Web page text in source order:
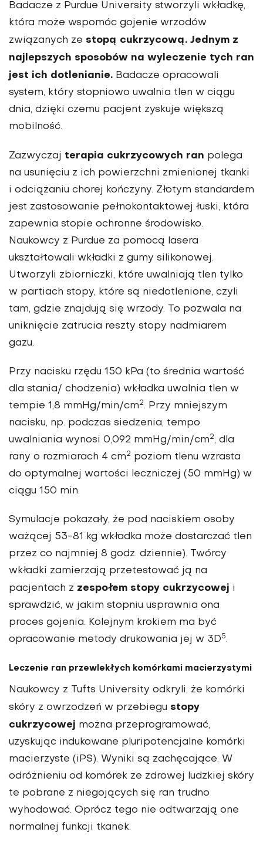
Badacze z Purdue University stworzyli wkładkę,
która może wspomóc gojenie wrzodów
związanych ze stopą cukrzycową. Jednym z
najlepszych sposobów na wyleczenie tych ran
jest ich dotlenianie. Badacze opracowali
system, który stopniowo uwalnia tlen w ciągu
dnia, dzięki czemu pacjent zyskuje większą
mobilność.
Zazwyczaj terapia cukrzycowych ran polega
na usunięciu z ich powierzchni zmienionej tkanki
i odciążaniu chorej kończyny. Złotym standardem
jest zastosowanie pełnokontaktowej łuski, która
zapewnia stopie ochronne środowisko.
Naukowcy z Purdue za pomocą lasera
ukształtowali wkładki z gumy silikonowej.
Utworzyli zbiorniczki, które uwalniają tlen tylko
w partiach stopy, które są niedotlenione, czyli
tam, gdzie znajdują się wrzody. To pozwala na
uniknięcie zatrucia reszty stopy nadmiarem
gazu.
Przy nacisku rzędu 150 kPa (to średnia wartość
dla stania/ chodzenia) wkładka uwalnia tlen w
tempie 1,8 mmHg/min/cm2. Przy mniejszym
nacisku, np. podczas siedzenia, tempo
uwalniania wynosi 0,092 mmHg/min/cm2; dla
rany o rozmiarach 4 cm2 poziom tlenu wzrasta
do optymalnej wartości leczniczej (50 mmHg) w
ciągu 150 min.
Symulacje pokazały, że pod naciskiem osoby
ważącej 53-81 kg wkładka może dostarczać tlen
przez co najmniej 8 godz. dziennie). Twórcy
wkładki zamierzają przetestować ją na
pacjentach z zespołem stopy cukrzycowej i
sprawdzić, w jakim stopniu usprawnia ona
proces gojenia. Kolejnym krokiem ma być
opracowanie metody drukowania jej w 3D5.
Leczenie ran przewlekłych komórkami macierzystymi
Naukowcy z Tufts University odkryli, że komórki
skóry z owrzodzeń w przebiegu stopy
cukrzycowej można przeprogramować,
uzyskując indukowane pluripotencjalne komórki
macierzyste (iPS). Wyniki są zachęcające. W
odróżnieniu od komórek ze zdrowej ludzkiej skóry
te pobrane z niegojących się ran trudno
wyhodować. Oprócz tego nie odtwarzają one
normalnej funkcji tkanek.